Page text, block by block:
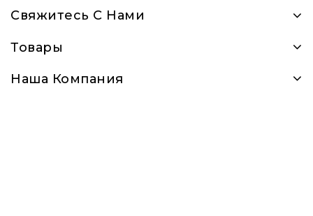
Свяжитесь С Нами
Товары
Наша Компания